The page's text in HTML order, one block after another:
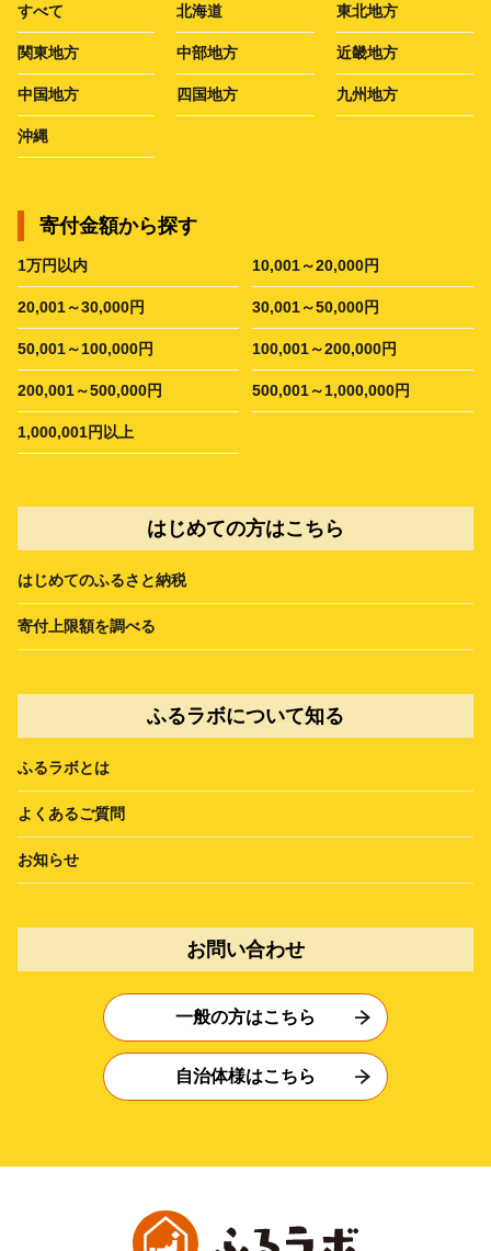
すべて 北海道 東北地方
関東地方 中部地方 近畿地方
中国地方 四国地方 九州地方
沖縄
寄付金額から探す
1万円以内 10,001～20,000円
20,001～30,000円 30,001～50,000円
50,001～100,000円 100,001～200,000円
200,001～500,000円 500,001～1,000,000円
1,000,001円以上
はじめての方はこちら
はじめてのふるさと納税
寄付上限額を調べる
ふるラボについて知る
ふるラボとは
よくあるご質問
お知らせ
お問い合わせ
一般の方はこちら
自治体様はこちら